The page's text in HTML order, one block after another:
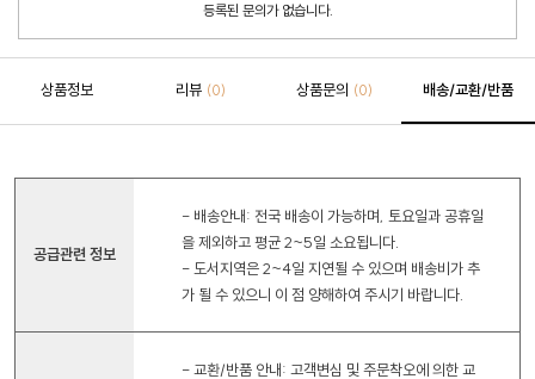
등록된 문의가 없습니다.
상품정보 리뷰 (0) 상품문의 (0) 배송/교환/반품
공급관련 정보
- 배송안내: 전국 배송이 가능하며, 토요일과 공휴일
을 제외하고 평균 2~5일 소요됩니다.
- 도서지역은 2~4일 지연될 수 있으며 배송비가 추
가 될 수 있으니 이 점 양해하여 주시기 바랍니다.
- 교환/반품 안내: 고객변심 및 주문착오에 의한 교